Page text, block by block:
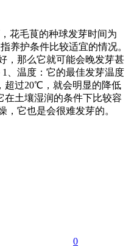
花毛茛的种球发芽时间为
养护条件比较适宜的情况。
，那么它就可能会晚发芽甚
、温度：它的最佳发芽温度
超过20℃，就会明显的降低
在土壤湿润的条件下比较容
，它也是会很难发芽的。
0